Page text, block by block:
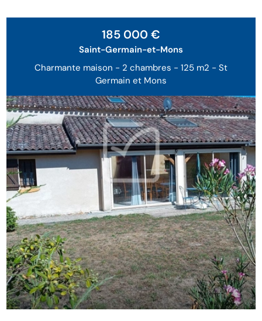
Charmante maison - 2 chambres - 125 m2 - St
Germain et Mons
185 000 €
Saint-Germain-et-Mons